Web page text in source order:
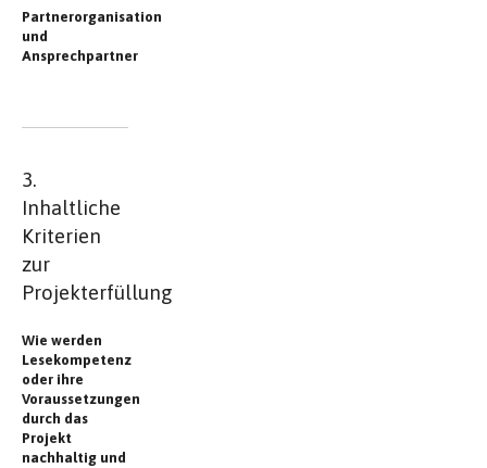
Partnerorganisation
und
Ansprechpartner
3.
Inhaltliche
Kriterien
zur
Projekterfüllung
Wie werden
Lesekompetenz
oder ihre
Voraussetzungen
durch das
Projekt
nachhaltig und